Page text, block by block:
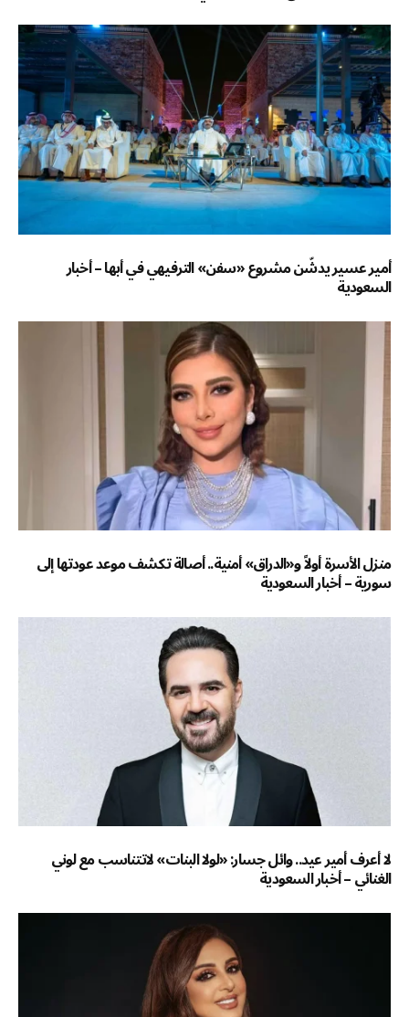
أمير عسير يدشّن مشروع «سفن» الترفيهي في أبها – أخبار
السعودية
منزل الأسرة أولاً و«الدراق» أمنية.. أصالة تكشف موعد عودتها إلى
سورية – أخبار السعودية
لا أعرف أمير عيد.. وائل جسار: «لولا البنات» لاتتناسب مع لوني
الغنائي – أخبار السعودية